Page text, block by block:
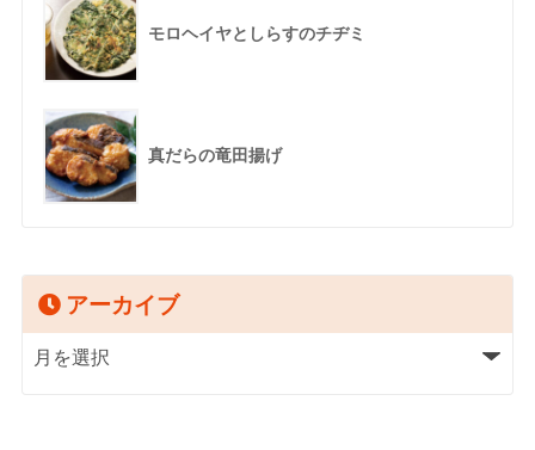
モロヘイヤとしらすのチヂミ
真だらの竜田揚げ
アーカイブ